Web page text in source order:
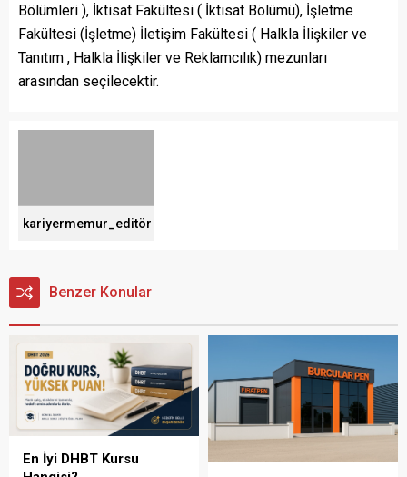
Bölümleri ), İktisat Fakültesi ( İktisat Bölümü), İşletme
Fakültesi (İşletme) İletişim Fakültesi ( Halkla İlişkiler ve
Tanıtım , Halkla İlişkiler ve Reklamcılık) mezunları
arasından seçilecektir.
kariyermemur_editör
Benzer Konular
En İyi DHBT Kursu